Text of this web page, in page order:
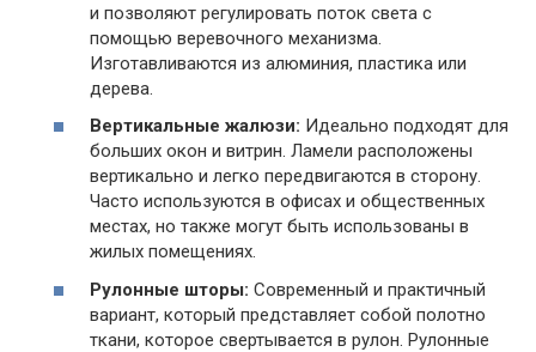
и позволяют регулировать поток света с
помощью веревочного механизма.
Изготавливаются из алюминия, пластика или
дерева.
Вертикальные жалюзи: Идеально подходят для
больших окон и витрин. Ламели расположены
вертикально и легко передвигаются в сторону.
Часто используются в офисах и общественных
местах, но также могут быть использованы в
жилых помещениях.
Рулонные шторы: Современный и практичный
вариант, который представляет собой полотно
ткани, которое свертывается в рулон. Рулонные